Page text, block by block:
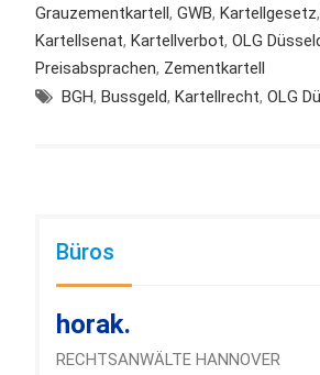
Grauzementkartell, GWB, Kartellgesetz,
Kartellsenat, Kartellverbot, OLG
Preisabsprachen, Zementkartell
BGH, Bussgeld, Kartellrecht, OLG
Büros
horak.
RECHTSANWÄLTE HANNOVER